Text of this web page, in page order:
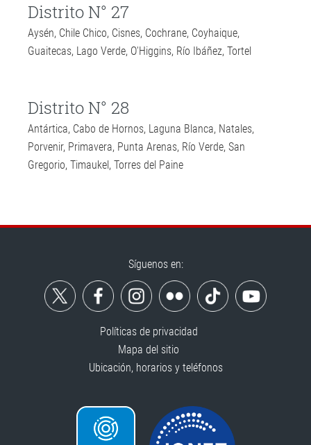
Distrito N° 27
Aysén, Chile Chico, Cisnes, Cochrane, Coyhaique,
Guaitecas, Lago Verde, O'Higgins, Río Ibáñez, Tortel
Distrito N° 28
Antártica, Cabo de Hornos, Laguna Blanca, Natales,
Porvenir, Primavera, Punta Arenas, Río Verde, San
Gregorio, Timaukel, Torres del Paine
Síguenos en:
Políticas de privacidad
Mapa del sitio
Ubicación, horarios y teléfonos